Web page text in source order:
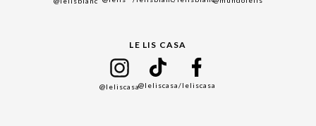
Black Friday
LE LIS CASA
@leliscasa@leliscasa/leliscasa